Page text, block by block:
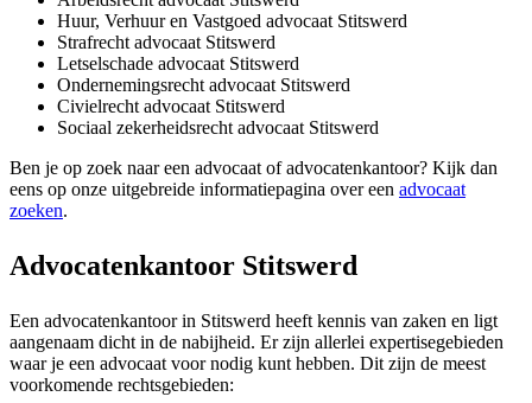
Huur, Verhuur en Vastgoed advocaat Stitswerd
Strafrecht advocaat Stitswerd
Letselschade advocaat Stitswerd
Ondernemingsrecht advocaat Stitswerd
Civielrecht advocaat Stitswerd
Sociaal zekerheidsrecht advocaat Stitswerd
Ben je op zoek naar een advocaat of advocatenkantoor? Kijk dan
eens op onze uitgebreide informatiepagina over een advocaat
zoeken.
Advocatenkantoor Stitswerd
Een advocatenkantoor in Stitswerd heeft kennis van zaken en ligt
aangenaam dicht in de nabijheid. Er zijn allerlei expertisegebieden
waar je een advocaat voor nodig kunt hebben. Dit zijn de meest
voorkomende rechtsgebieden: